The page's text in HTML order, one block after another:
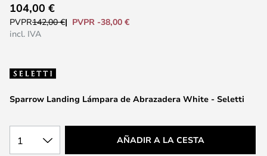
comienzo
galería
imágenes
Sparrow Landing Lámpara de Abrazadera White - Seletti
104,00 €
PVPR142,00 €
PVPR -38,00 €
incl. IVA
1 AÑADIR A LA CESTA